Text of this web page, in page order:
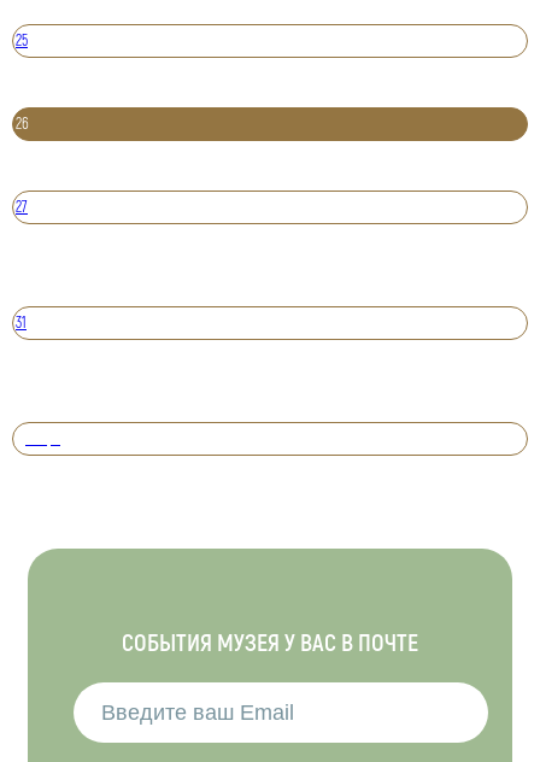
25
26
27
31
СОБЫТИЯ МУЗЕЯ У ВАС В ПОЧТЕ